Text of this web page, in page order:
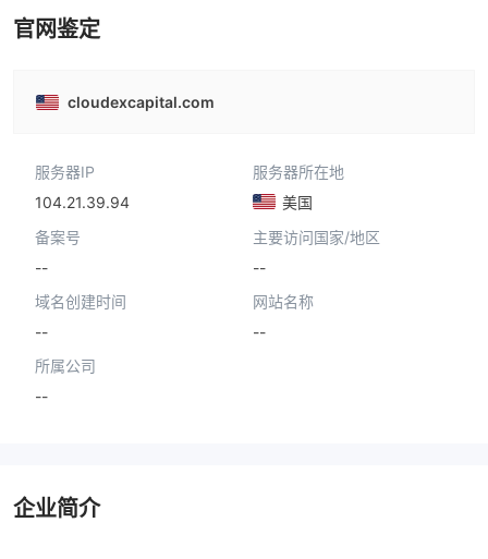
官网鉴定
cloudexcapital.com
服务器IP
104.21.39.94
服务器所在地
美国
备案号
--
主要访问国家/地区
--
域名创建时间
--
网站名称
--
所属公司
--
企业简介